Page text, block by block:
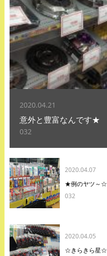
2020.04.21
意外と豊富なんです★
032
2020.04.07
★例のヤツ～☆
032
2020.04.05
☆きらきら星☆